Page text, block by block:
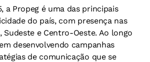
a Propeg é uma das principais
do país, com presença nas
Sudeste e Centro-Oeste. Ao longo
desenvolvendo campanhas
de comunicação que se